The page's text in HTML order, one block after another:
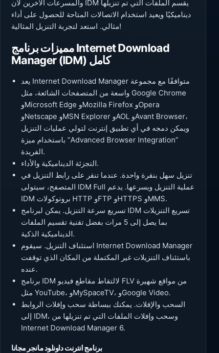
والمسرعات الآخرين لأن IDM يقسم الملفات التي تم تنزيلها
ديناميكيًا ويعيد استخدام الاتصالات المتاحة للحصول على أداء
مثالي. استعد لتجربة التنزيل المثالية!
مميزات برنامج Internet Download
Manager (IDM) كامل
يعد Internet Download Manager متوافقًا مع مجموعة
واسعة من المتصفحات الشائعة، مثل Google Chrome
وMicrosoft Edge وMozilla Firefox وOpera
وNetscape وMSN Explorer وAOL وAvant Browser،
ويمكن دمجه في أي تطبيق إنترنت لتولي عمليات التنزيل
باستخدام ميزة “Advanced Browser Integration”
الفريدة.
التجزئة الديناميكية والأداء.
تنزيل سهل بنقرة واحدة. عندما تنقر على رابط التنزيل في
المتصفح، سيتولى IDM Full عملية التنزيل ويسرعها. يدعم
IDM بروتوكولات HTTP وFTP وHTTPS وMMS.
تسريع سرعة التنزيل. يمكن لبرنامج IDM تسريع التنزيلات
بما يصل إلى 5 مرات بفضل تقنية تقسيم الملفات
الديناميكية الذكية.
استئناف التنزيل. سيقوم Internet Download Manager
باستئناف التنزيلات غير المكتملة من المكان الذي توقفت
عنده.
برنامج IDM لالتقاط مقاطع فيديو FLV من مواقع شهيرة
مثل YouTube، وMySpaceTV، وGoogle Video.
السحب والإفلات. يمكنك ببساطة سحب وإفلات الروابط
إلى IDM، وسحب وإفلات الملفات التي تم تنزيلها من
Internet Download Manager 6.
برنامج انترنت داونلود مانجر مجانا